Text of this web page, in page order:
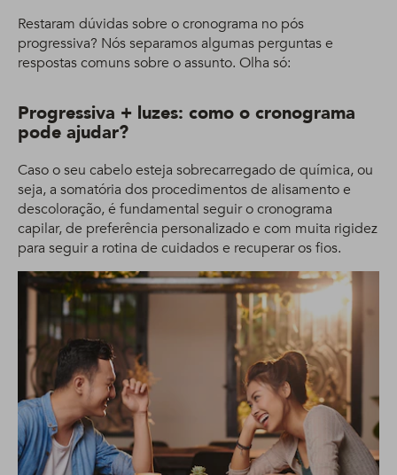
Restaram dúvidas sobre o cronograma no pós
progressiva? Nós separamos algumas perguntas e
respostas comuns sobre o assunto. Olha só:
Progressiva + luzes: como o cronograma
pode ajudar?
Caso o seu cabelo esteja sobrecarregado de química, ou
seja, a somatória dos procedimentos de alisamento e
descoloração, é fundamental seguir o cronograma
capilar, de preferência personalizado e com muita rigidez
para seguir a rotina de cuidados e recuperar os fios.